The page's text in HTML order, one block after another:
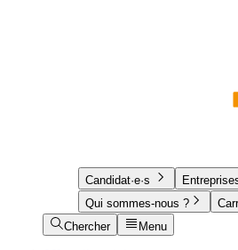
Candidat·e·s
Qui sommes-nous ?
Chercher
Menu